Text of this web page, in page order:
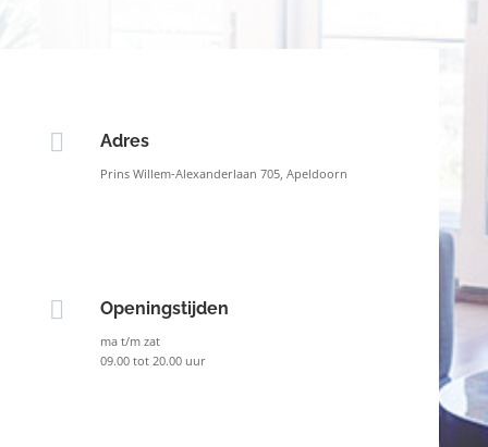
 Adres
Prins Willem-Alexanderlaan 705, Apeldoorn
 Openingstijden
ma t/m zat
09.00 tot 20.00 uur